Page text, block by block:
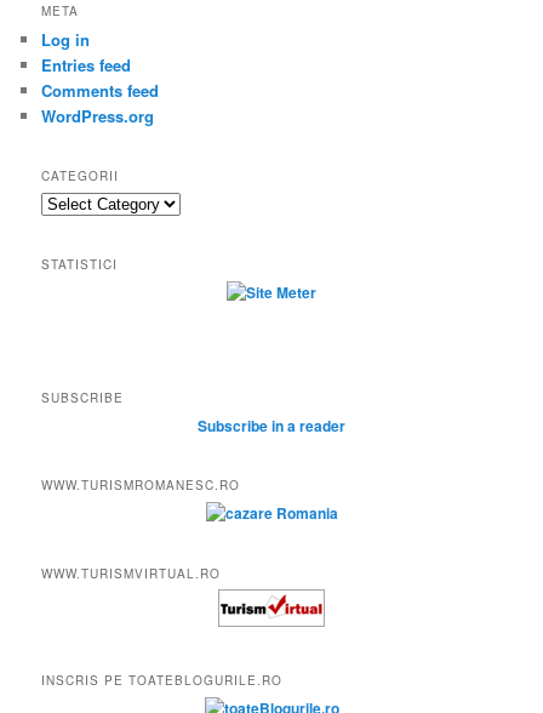
META
Log in
Entries feed
Comments feed
WordPress.org
CATEGORII
Categorii
STATISTICI
SUBSCRIBE
Subscribe in a reader
WWW.TURISMROMANESC.RO
WWW.TURISMVIRTUAL.RO
INSCRIS PE TOATEBLOGURILE.RO